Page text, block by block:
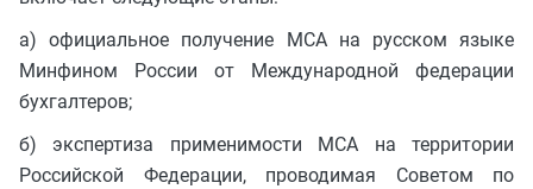
а) официальное получение МСА на русском языке
Минфином России от Международной федерации
бухгалтеров;
б) экспертиза применимости МСА на территории
Российской Федерации, проводимая Советом по